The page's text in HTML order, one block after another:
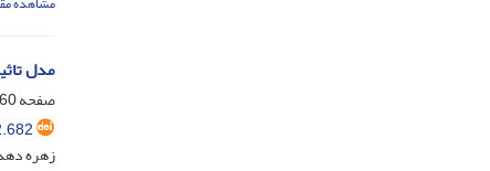
مدل
صفحه
زهره